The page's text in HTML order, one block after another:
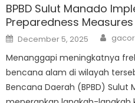
BPBD Sulut Manado
Preparedness Measures
Posted
on
December 5, 2025
Menanggapi meningkatnya
bencana alam di wilayah
Bencana Daerah (BPBD) Sulut